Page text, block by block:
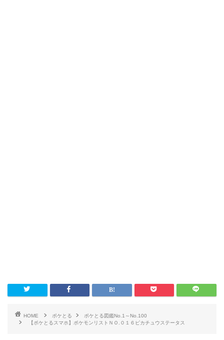
HOME ポケとる
ポケとる図鑑No.1～No.100
【ポケとるスマホ】ポケモンリストＮＯ.０１６ピカチュウステータス